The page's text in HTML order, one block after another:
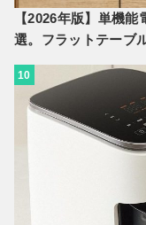
【2026年版】単機
選。フラットテーブ
10